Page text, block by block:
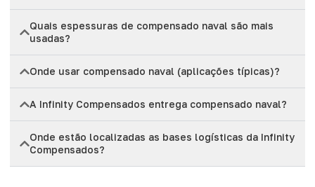
Quais espessuras de compensado naval são mais
usadas?
Onde usar compensado naval (aplicações típicas)?
A Infinity Compensados entrega compensado naval?
Onde estão localizadas as bases logísticas da Infinity
Compensados?